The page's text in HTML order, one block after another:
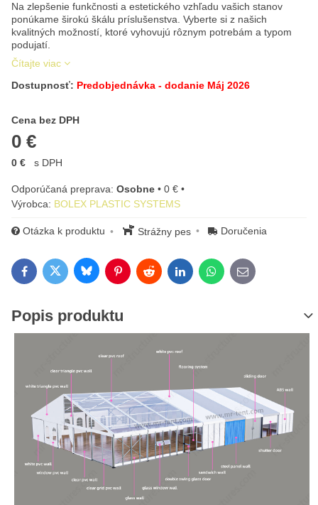
Na zlepšenie funkčnosti a estetického vzhľadu vašich stanov
ponúkame širokú škálu príslušenstva. Vyberte si z našich
kvalitných možností, ktoré vyhovujú rôznym potrebám a typom
podujatí.
Čítajte viac
Dostupnosť: Predobjednávka - dodanie Máj 2026
Cena bez DPH
0 €
Cena s DPH
0 € s DPH
Osobne • 0 € •
Výrobca: BOLEX PLASTIC SYSTEMS
Otázka k produktu Strážny pes Doručenia
FacebookTwitterBlueskyPinterestRedditLinkedInWhatsApp
E-mail
Popis produktu